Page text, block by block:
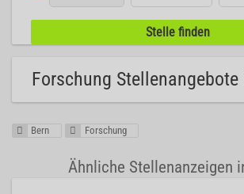
Forschung
Bern Forschung
Ähnliche Stellenanzeigen